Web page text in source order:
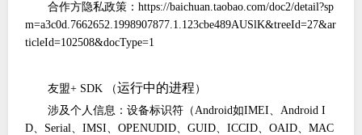
合作方隐私政策：https://baichuan.taobao.com/doc2/detail?sp
m=a3c0d.7662652.1998907877.1.123cbe489AUSlK&treeId=27&ar
ticleId=102508&docType=1
友盟+ SDK （运行中的进程 ）
涉及个人信息：设备标识符（ Android如IMEI、Android I
D、Serial、IMSI、OPENUDID、GUID、ICCID、OAID、MAC